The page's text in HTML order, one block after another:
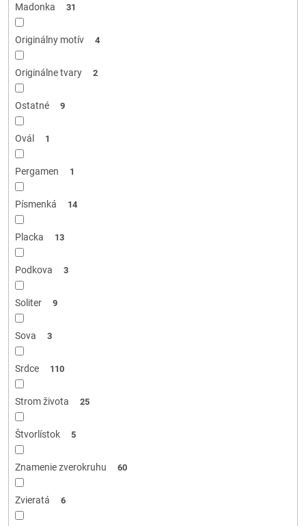
Madonka 31
Originálny motív 4
Originálne tvary 2
Ostatné 9
Ovál 1
Pergamen 1
Písmenká 14
Placka 13
Podkova 3
Soliter 9
Sova 3
Srdce 110
Strom života 25
Štvorlístok 5
Znamenie zverokruhu 60
Zvieratá 6